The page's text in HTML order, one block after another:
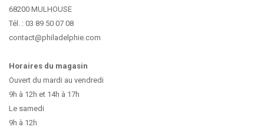
68200 MULHOUSE
Tél. : 03 89 50 07 08
contact@philadelphie.com
Horaires du magasin
Ouvert du mardi au vendredi
9h à 12h et 14h à 17h
Le samedi
9h à 12h